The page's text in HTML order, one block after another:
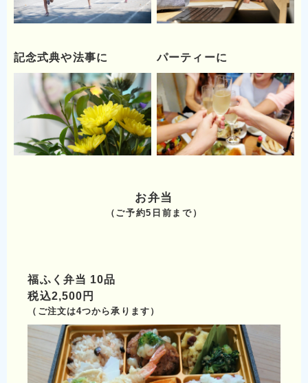
記念式典や法事に パーティーに
お弁当
（ご予約5日前まで）
福ふく弁当 10品
税込2,500円
（ご注文は4つから承ります）